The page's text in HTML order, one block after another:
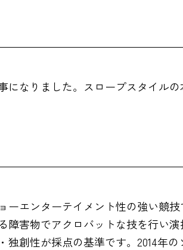
なりました。スロープスタイル
エンターテイメント性の強い競
害物でアクロバットな技を行い
創性が採点の基準です。2014年